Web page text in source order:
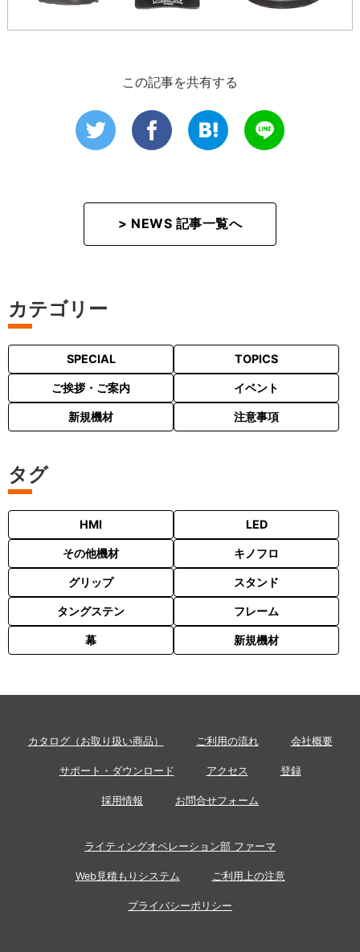
この記事を共有する
> NEWS 記事一覧へ
カテゴリー
SPECIAL TOPICS
ご挨拶・ご案内 イベント
新規機材 注意事項
タグ
HMI LED
その他機材 キノフロ
グリップ スタンド
タングステン フレーム
幕 新規機材
カタログ（お取り扱い商品） ご利用の流れ 会社概要
サポート・ダウンロード アクセス 登録
採用情報 お問合せフォーム
ライティングオペレーション部 ファーマ
Web見積もりシステム ご利用上の注意
プライバシーポリシー